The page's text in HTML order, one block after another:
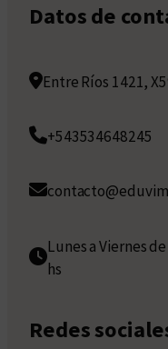
Datos de
Entre Ríos 1421,
+543534648245
Lunes a Viernes
hs
Redes